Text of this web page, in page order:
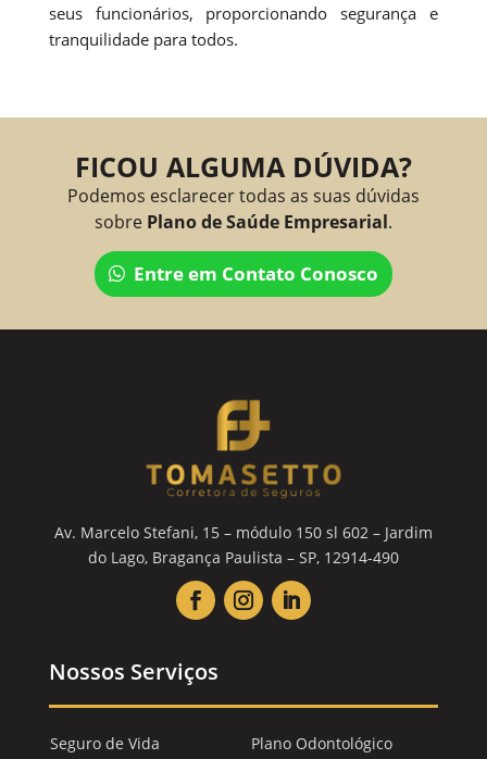
seus funcionários, proporcionando segurança e
tranquilidade para todos.
FICOU ALGUMA DÚVIDA?
Podemos esclarecer todas as suas dúvidas
sobre Plano de Saúde Empresarial.
Entre em Contato Conosco
Av. Marcelo Stefani, 15 – módulo 150 sl 602 – Jardim
do Lago, Bragança Paulista – SP, 12914-490
Nossos Serviços
Seguro de Vida
Plano Odontológico